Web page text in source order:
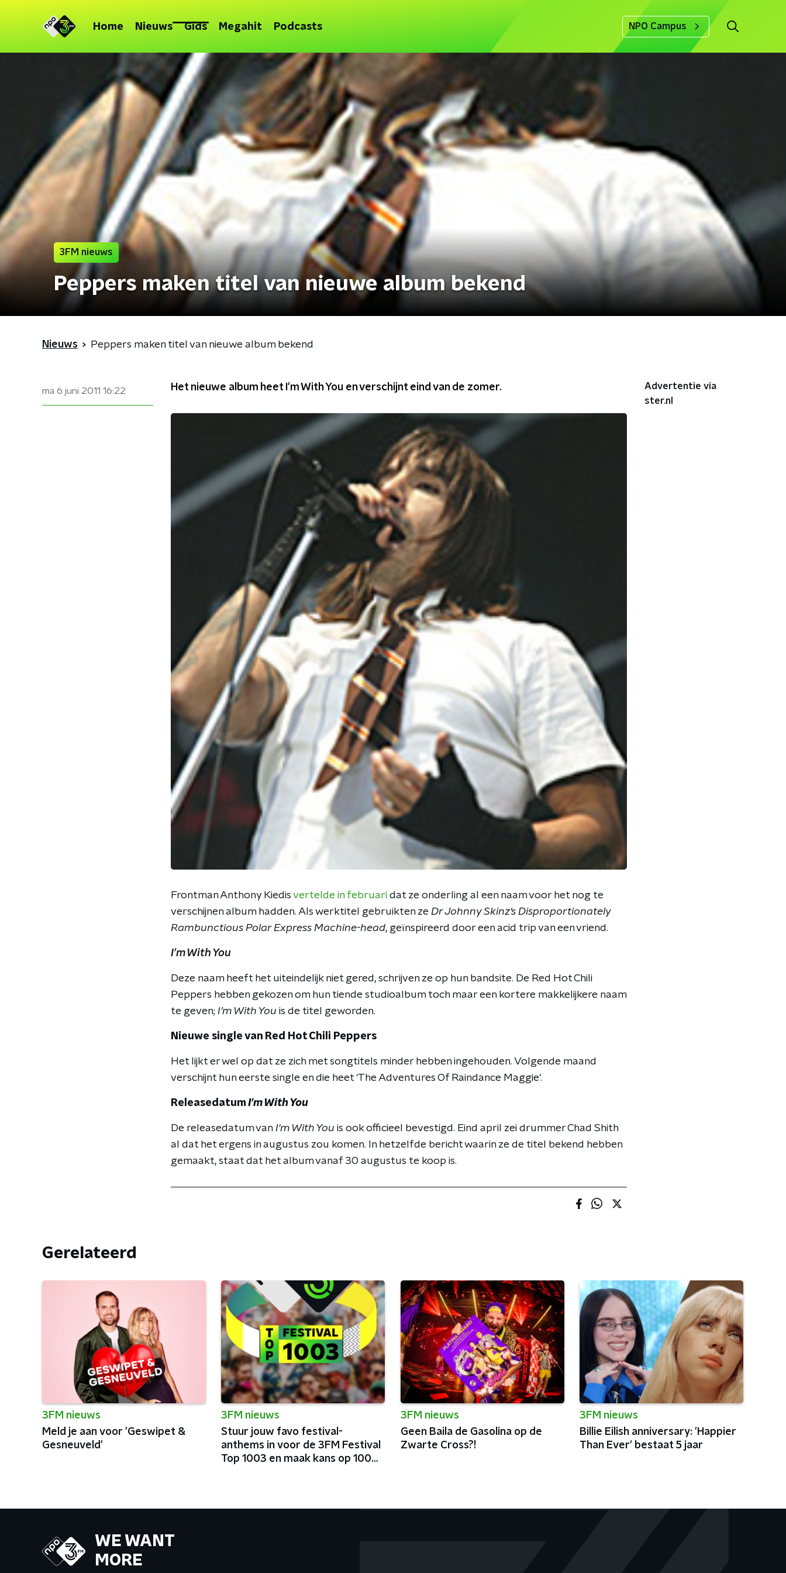
Home Nieuws Gids Megahit Podcasts NPO Campus
3FM nieuws
Peppers maken titel van nieuwe album bekend
Nieuws Peppers maken titel van nieuwe album bekend
ma 6 juni 2011 16:22 Het nieuwe album heet I'm With You en verschijnt eind van de zomer.
Frontman Anthony Kiedis vertelde in februari dat ze onderling al een naam voor het nog te
verschijnen album hadden. Als werktitel gebruikten ze Dr Johnny Skinz's Disproportionately
Rambunctious Polar Express Machine-head, geïnspireerd door een acid trip van een vriend.
I'm With You
Deze naam heeft het uiteindelijk niet gered, schrijven ze op hun bandsite. De Red Hot Chili
Peppers hebben gekozen om hun tiende studioalbum toch maar een kortere makkelijkere naam
te geven; I’m With You is de titel geworden.
Nieuwe single van Red Hot Chili Peppers
Het lijkt er wel op dat ze zich met songtitels minder hebben ingehouden. Volgende maand
verschijnt hun eerste single en die heet 'The Adventures Of Raindance Maggie'.
Releasedatum I'm With You
De releasedatum van I'm With You is ook officieel bevestigd. Eind april zei drummer Chad Shith
al dat het ergens in augustus zou komen. In hetzelfde bericht waarin ze de titel bekend hebben
gemaakt, staat dat het album vanaf 30 augustus te koop is.
Advertentie via
ster.nl
Gerelateerd
3FM nieuws
Meld je aan voor 'Geswipet &
Gesneuveld'
3FM nieuws
Stuur jouw favo festival-
anthems in voor de 3FM Festival
Top 1003 en maak kans op 100
3FM nieuws
Geen Baila de Gasolina op de
Zwarte Cross?!
3FM nieuws
Billie Eilish anniversary: 'Happier
Than Ever' bestaat 5 jaar
WE WANT
MORE